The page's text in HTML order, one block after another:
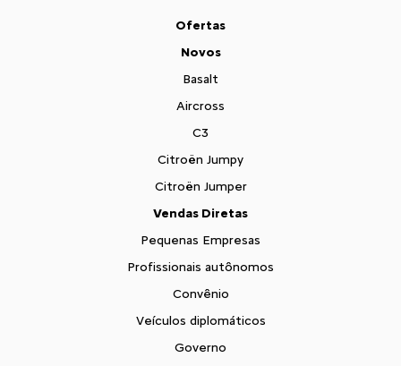
Ofertas
Novos
Basalt
Aircross
C3
Citroën Jumpy
Citroën Jumper
Vendas Diretas
Pequenas Empresas
Profissionais autônomos
Convênio
Veículos diplomáticos
Governo